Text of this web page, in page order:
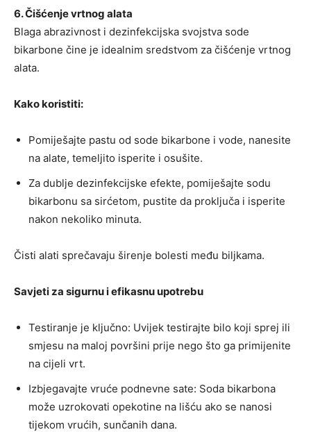
6. Čišćenje vrtnog alata
Blaga abrazivnost i dezinfekcijska svojstva sode
bikarbone čine je idealnim sredstvom za čišćenje vrtnog
alata.
Kako koristiti:
Pomiješajte pastu od sode bikarbone i vode, nanesite
na alate, temeljito isperite i osušite.
Za dublje dezinfekcijske efekte, pomiješajte sodu
bikarbonu sa sirćetom, pustite da proključa i isperite
nakon nekoliko minuta.
Čisti alati sprečavaju širenje bolesti među biljkama.
Savjeti za sigurnu i efikasnu upotrebu
Testiranje je ključno: Uvijek testirajte bilo koji sprej ili
smjesu na maloj površini prije nego što ga primijenite
na cijeli vrt.
Izbjegavajte vruće podnevne sate: Soda bikarbona
može uzrokovati opekotine na lišću ako se nanosi
tijekom vrućih, sunčanih dana.